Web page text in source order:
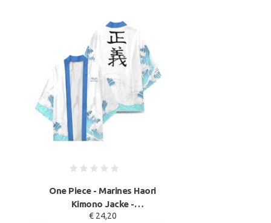
One Piece - Marines Haori
Kimono Jacke -
Gerechtigkeit - Cosplay
€ 24,20